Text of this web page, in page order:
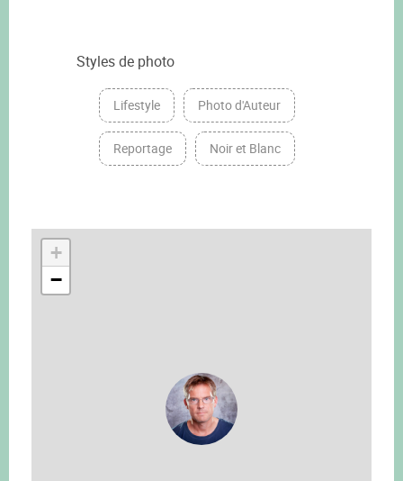
Styles de photo
Lifestyle Photo d'Auteur
Reportage Noir et Blanc
+
−